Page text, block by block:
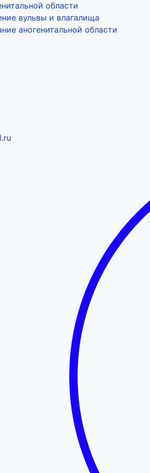
области
вульвы и влагалища
аногенитальной области